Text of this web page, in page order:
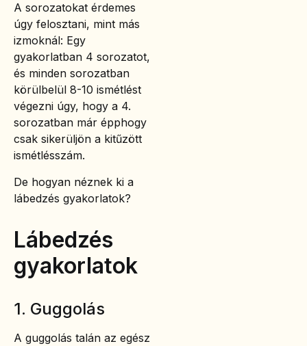
A sorozatokat érdemes
úgy felosztani, mint más
izmoknál: Egy
gyakorlatban 4 sorozatot,
és minden sorozatban
körülbelül 8-10 ismétlést
végezni úgy, hogy a 4.
sorozatban már épphogy
csak sikerüljön a kitűzött
ismétlésszám.
De hogyan néznek ki a
lábedzés gyakorlatok?
Lábedzés
gyakorlatok
1. Guggolás
A guggolás talán az egész